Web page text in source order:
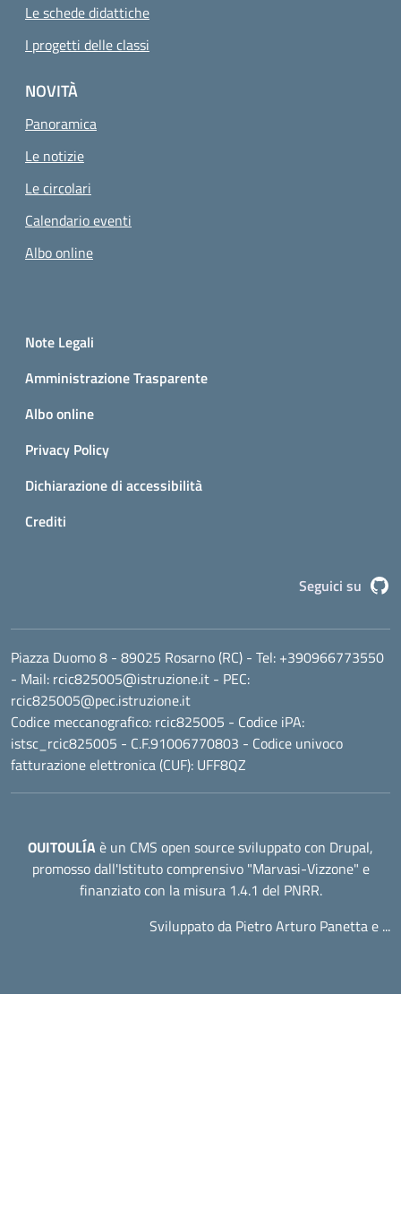
Le schede didattiche
I progetti delle classi
NOVITÀ
Panoramica
Le notizie
Le circolari
Calendario eventi
Albo online
Small prints
Note Legali
Amministrazione Trasparente
Albo online
Privacy Policy
Dichiarazione di accessibilità
Crediti
Seguici su
Piazza Duomo 8 - 89025 Rosarno (RC) - Tel: +390966773550
- Mail: rcic825005@istruzione.it - PEC:
rcic825005@pec.istruzione.it
Codice meccanografico: rcic825005 - Codice iPA:
istsc_rcic825005 - C.F.91006770803 - Codice univoco
fatturazione elettronica (CUF): UFF8QZ
OUITOULÍAè un CMS open source sviluppato con Drupal,
promosso dall'Istituto comprensivo "Marvasi-Vizzone" e
finanziato con la misura 1.4.1 del PNRR.
Sviluppato da Pietro Arturo Panetta e ...